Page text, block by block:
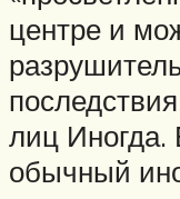
центре и
лиц Иногда.
обычный